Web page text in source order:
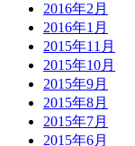
2016年2月
2016年1月
2015年11月
2015年10月
2015年9月
2015年8月
2015年7月
2015年6月